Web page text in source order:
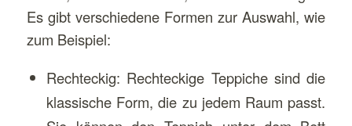
Es gibt verschiedene Formen zur Auswahl, wie
zum Beispiel:
Rechteckig: Rechteckige Teppiche sind die
klassische Form, die zu jedem Raum passt.